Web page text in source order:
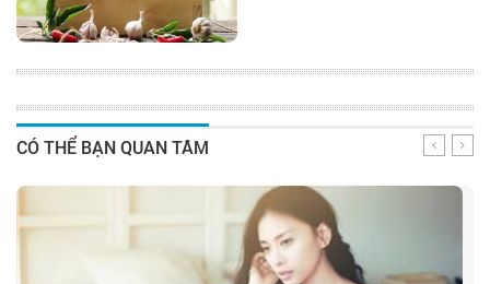
CÓ THỂ BẠN QUAN TÂM